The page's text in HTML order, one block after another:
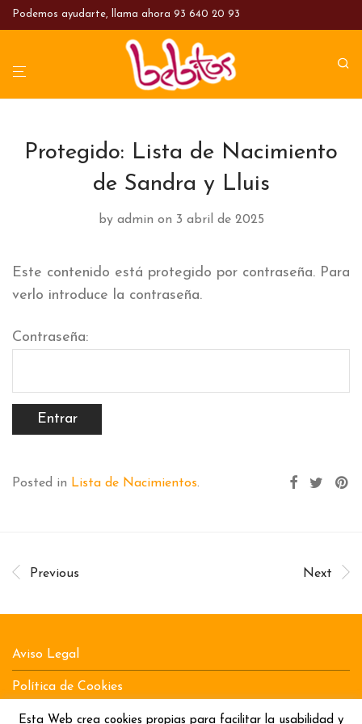
Podemos ayudarte, llama ahora 93 640 20 93
Protegido: Lista de Nacimiento
de Sandra y Lluis
by admin on 3 abril de 2025
Este contenido está protegido por contraseña. Para
verlo introduce la contraseña.
Contraseña:
Posted in Lista de Nacimientos.
Previous Next
Aviso Legal
Política de Cookies
Política de Privacidad
Esta Web crea cookies propias para facilitar la usabilidad y